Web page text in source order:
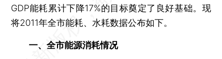
GDP能耗累计下降17%的目标奠定了良好基础。现
将2011年全市能耗、水耗数据公布如下。
一、全市能源消耗情况